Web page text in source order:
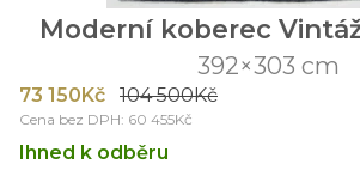
Moderní koberec
392×303 cm
73 150Kč 104 500Kč
Cena bez DPH: 60 455Kč
Ihned k odběru